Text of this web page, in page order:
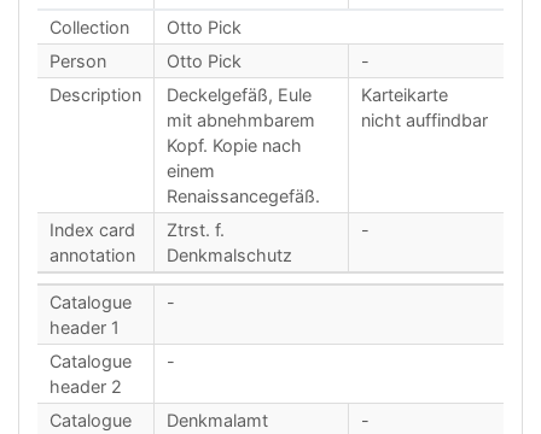
Collection
Otto Pick
Person
Otto Pick
-
Description
Deckelgefäß, Eule
mit abnehmbarem
Kopf. Kopie nach
einem
Renaissancegefäß.
Karteikarte
nicht auffindbar
Index card
annotation
Ztrst. f.
Denkmalschutz
-
Catalogue
header 1
-
Catalogue
header 2
-
Catalogue
Denkmalamt
-